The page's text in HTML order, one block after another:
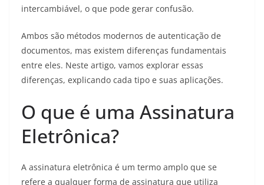
intercambiável, o que pode gerar confusão.
Ambos são métodos modernos de autenticação de
documentos, mas existem diferenças fundamentais
entre eles. Neste artigo, vamos explorar essas
diferenças, explicando cada tipo e suas aplicações.
O que é uma Assinatura
Eletrônica?
A assinatura eletrônica é um termo amplo que se
refere a qualquer forma de assinatura que utiliza